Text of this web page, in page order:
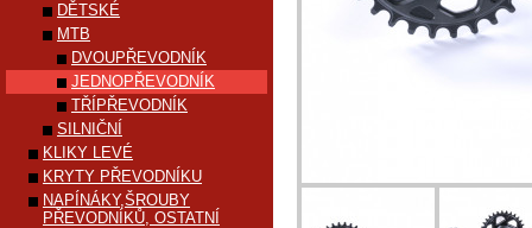
DĚTSKÉ
MTB
DVOUPŘEVODNÍK
JEDNOPŘEVODNÍK
TŘÍPŘEVODNÍK
SILNIČNÍ
KLIKY LEVÉ
KRYTY PŘEVODNÍKU
NAPÍNÁKY,ŠROUBY
PŘEVODNÍKŮ, OSTATNÍ